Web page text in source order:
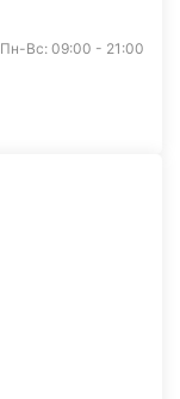
Пн-Вс: 09:00 - 21:00